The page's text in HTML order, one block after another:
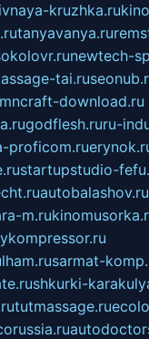
kruzhka.ru
tanyavanya.ru
newtech-
tai.ru
mncraft-download.ru
godflesh.ruru-
proficom.ru
startupstudio-
autobalashov.ru
m.ru
sarmat-
shkurki-
tutmassage.ru